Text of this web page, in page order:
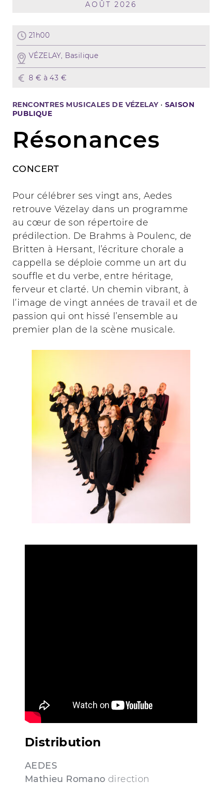
AOÛT 2026
21h00
VÉZELAY, Basilique
8 € à 43 €
RENCONTRES MUSICALES DE VÉZELAY· SAISON
PUBLIQUE
Résonances
CONCERT
Pour célébrer ses vingt ans, Aedes
retrouve Vézelay dans un programme
au cœur de son répertoire de
prédilection. De Brahms à Poulenc, de
Britten à Hersant, l’écriture chorale a
cappella se déploie comme un art du
souffle et du verbe, entre héritage,
ferveur et clarté. Un chemin vibrant, à
l’image de vingt années de travail et de
passion qui ont hissé l’ensemble au
premier plan de la scène musicale.
Distribution
AEDES
Mathieu Romano direction